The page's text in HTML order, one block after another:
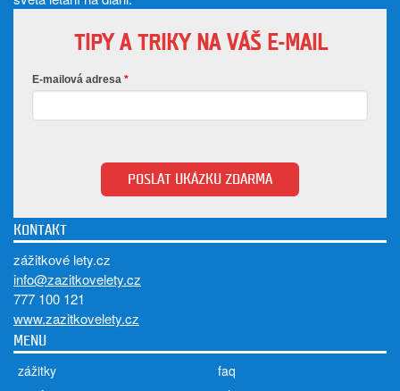
TIPY A TRIKY NA VÁŠ E-MAIL
E-mailová adresa
POSLAT UKÁZKU ZDARMA
KONTAKT
zážitkové lety.cz
info@zazitkovelety.cz
777 100 121
www.zazitkovelety.cz
MENU
zážitky
faq